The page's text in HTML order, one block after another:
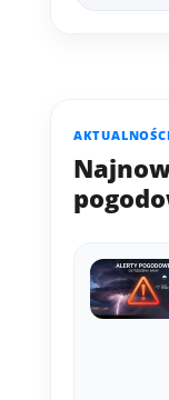
AKTUALNOŚCI